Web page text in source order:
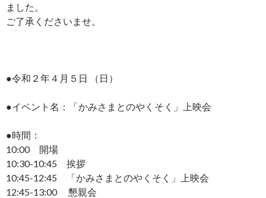
ました。
ご了承くださいませ。
●令和２年４月５日 （日）
●イベント名：「かみさまとのやくそく」上映会
●時間：
10:00 開場
10:30-10:45 挨拶
10:45-12:45 「かみさまとのやくそく」上映会
12:45-13:00 懇親会